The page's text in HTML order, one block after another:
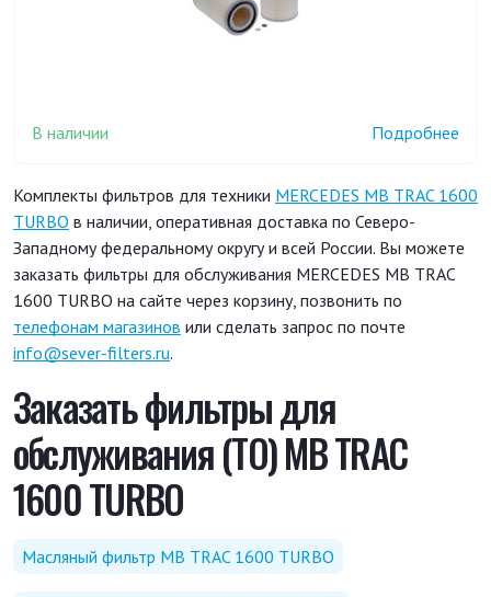
В наличии Подробнее
Комплекты фильтров для техники MERCEDES MB TRAC 1600
TURBO в наличии, оперативная доставка по Северо-
Западному федеральному округу и всей России. Вы можете
заказать фильтры для обслуживания MERCEDES MB TRAC
1600 TURBO на сайте через корзину, позвонить по
телефонам магазинов или сделать запрос по почте
info@sever-filters.ru.
Заказать фильтры для
обслуживания (ТО) MB TRAC
1600 TURBO
Масляный фильтр MB TRAC 1600 TURBO